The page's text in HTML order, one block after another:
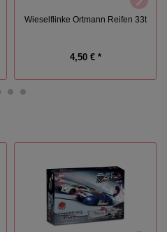
Wieselflinke Ortmann Reifen 33t
4,50 € *